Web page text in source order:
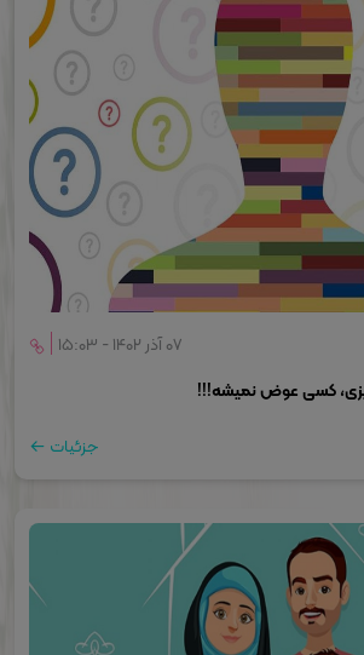
۰۷ آذر ۱۴۰۲ - ۱۵:۰۳
چیزی، کسی عوض نمیشه!!!
جزئیات